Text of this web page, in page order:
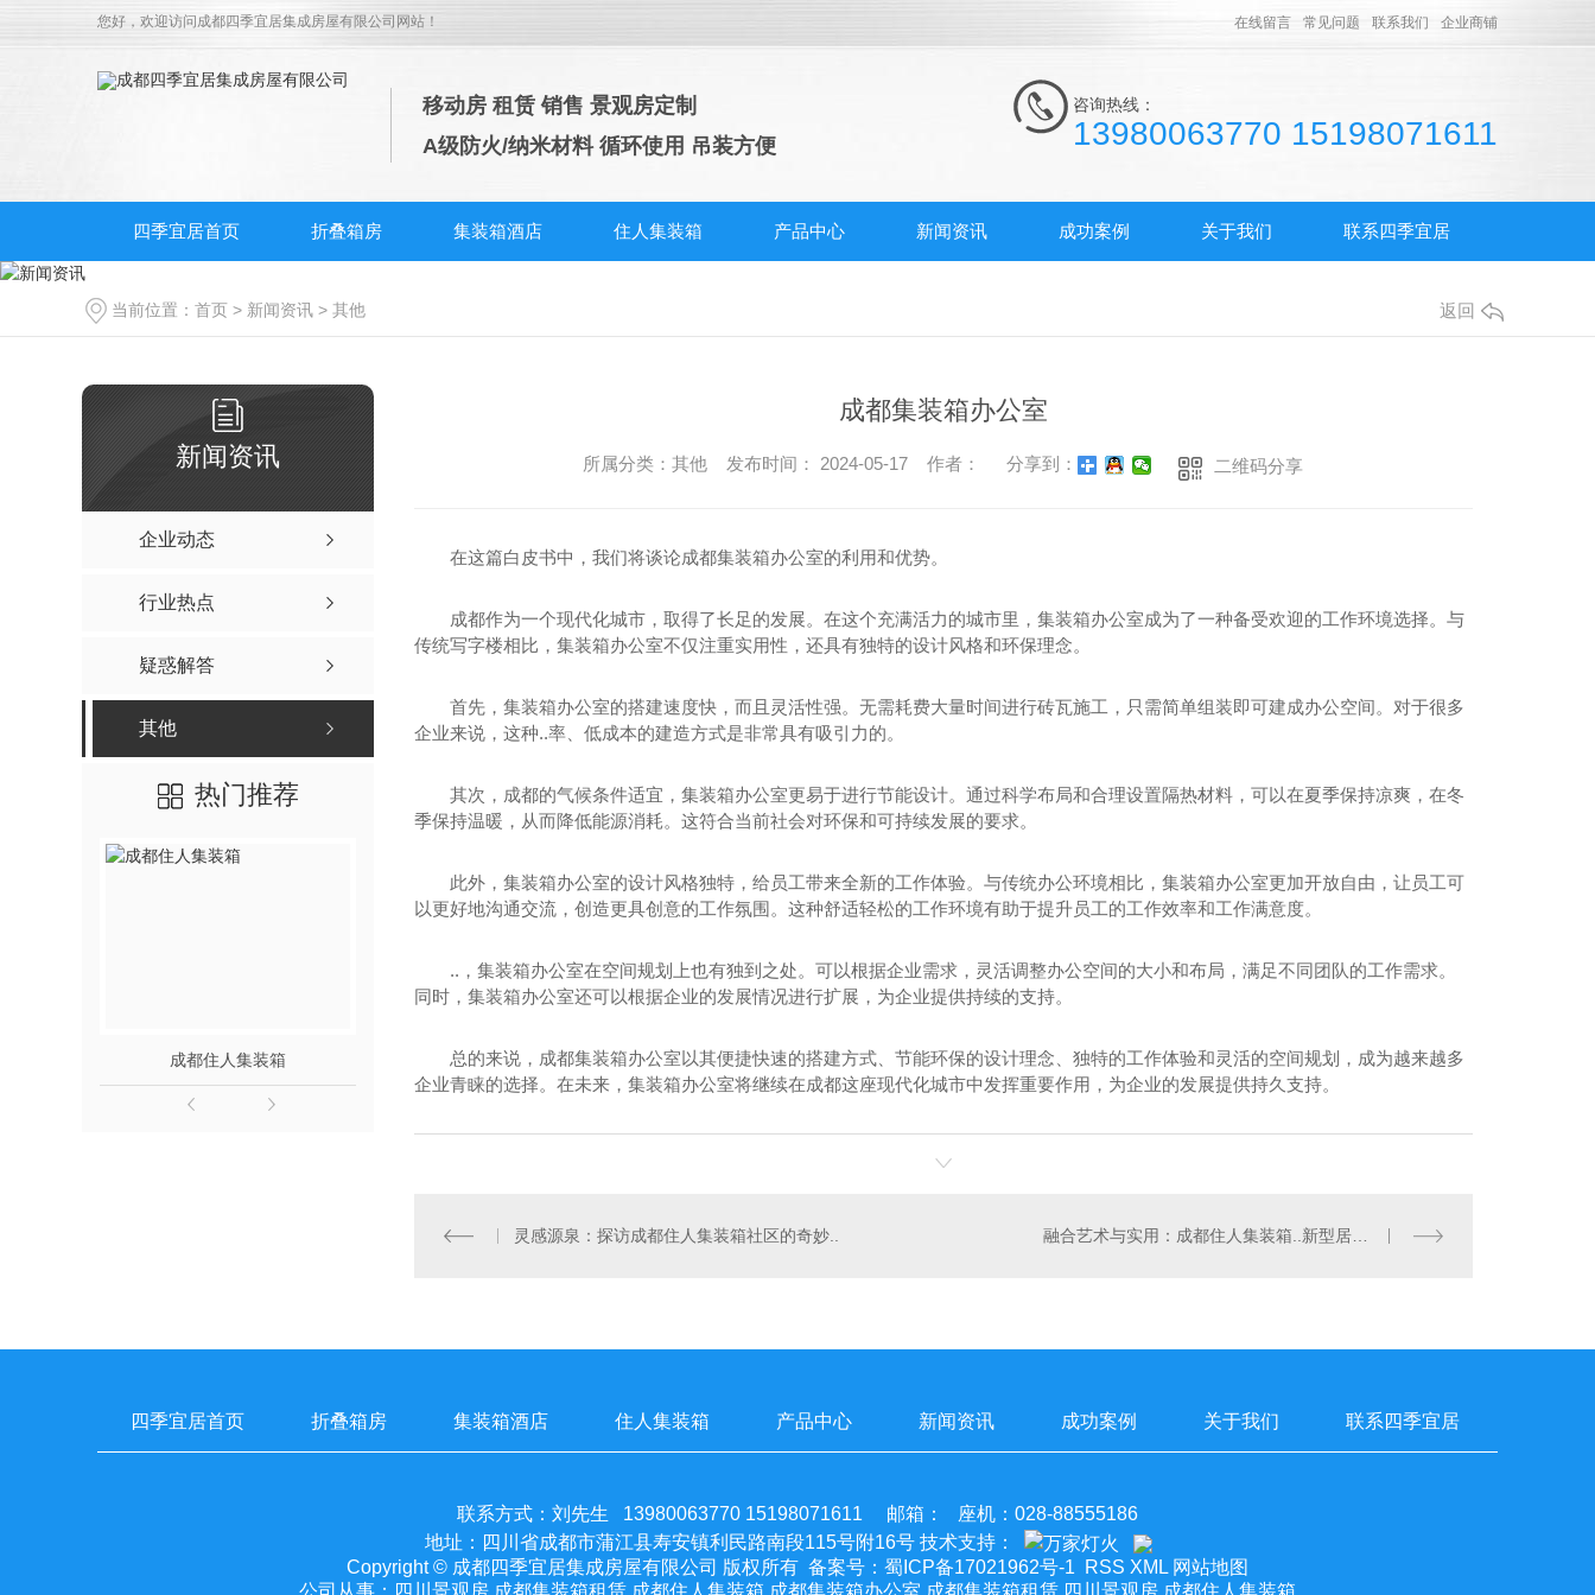
您好，欢迎访问 成都四季宜居集成房屋有限公司 网站！ 在线留言 常见问题 联系我们 企业商铺
移动房 租赁 销售 景观房定制
A级防火/纳米材料 循环使用 吊装方便
咨询热线：
13980063770 15198071611
四季宜居首页 折叠箱房 集装箱酒店 住人集装箱 产品中心 新闻资讯 成功案例 关于我们 联系四季宜居
当前位置： 首页 > 新闻资讯 > 其他 返回
新闻资讯
企业动态
行业热点
疑惑解答
其他
热门推荐
成都住人集装箱 成都景观房 成都集装箱租赁 四川景观房
成都集装箱办公室
所属分类：其他 发布时间： 2024-05-17 作者： 分享到： 二维码分享
在这篇白皮书中，我们将谈论成都集装箱办公室的利用和优势。
成都作为一个现代化城市，取得了长足的发展。在这个充满活力的城市里，集装箱办公室成为了一种备受欢迎的工作环境选择。与
传统写字楼相比，集装箱办公室不仅注重实用性，还具有独特的设计风格和环保理念。
首先，集装箱办公室的搭建速度快，而且灵活性强。无需耗费大量时间进行砖瓦施工，只需简单组装即可建成办公空间。对于很多
企业来说，这种..率、低成本的建造方式是非常具有吸引力的。
其次，成都的气候条件适宜，集装箱办公室更易于进行节能设计。通过科学布局和合理设置隔热材料，可以在夏季保持凉爽，在冬
季保持温暖，从而降低能源消耗。这符合当前社会对环保和可持续发展的要求。
此外，集装箱办公室的设计风格独特，给员工带来全新的工作体验。与传统办公环境相比，集装箱办公室更加开放自由，让员工可
以更好地沟通交流，创造更具创意的工作氛围。这种舒适轻松的工作环境有助于提升员工的工作效率和工作满意度。
..，集装箱办公室在空间规划上也有独到之处。可以根据企业需求，灵活调整办公空间的大小和布局，满足不同团队的工作需求。
同时，集装箱办公室还可以根据企业的发展情况进行扩展，为企业提供持续的支持。
总的来说，成都集装箱办公室以其便捷快速的搭建方式、节能环保的设计理念、独特的工作体验和灵活的空间规划，成为越来越多
企业青睐的选择。在未来，集装箱办公室将继续在成都这座现代化城市中发挥重要作用，为企业的发展提供持久支持。
灵感源泉：探访成都住人集装箱社区的奇妙.. 融合艺术与实用：成都住人集装箱..新型居住体验
四季宜居首页 折叠箱房 集装箱酒店 住人集装箱 产品中心 新闻资讯 成功案例 关于我们 联系四季宜居
联系方式：刘先生 13980063770 15198071611 邮箱： 座机：028-88555186
地址：四川省成都市蒲江县寿安镇利民路南段115号附16号 技术支持：
Copyright © 成都四季宜居集成房屋有限公司 版权所有 备案号： 蜀ICP备17021962号-1 RSS XML 网站地图
公司从事：四川景观房,成都集装箱租赁,成都住人集装箱,成都集装箱办公室,成都集装箱租赁,四川景观房,成都住人集装箱